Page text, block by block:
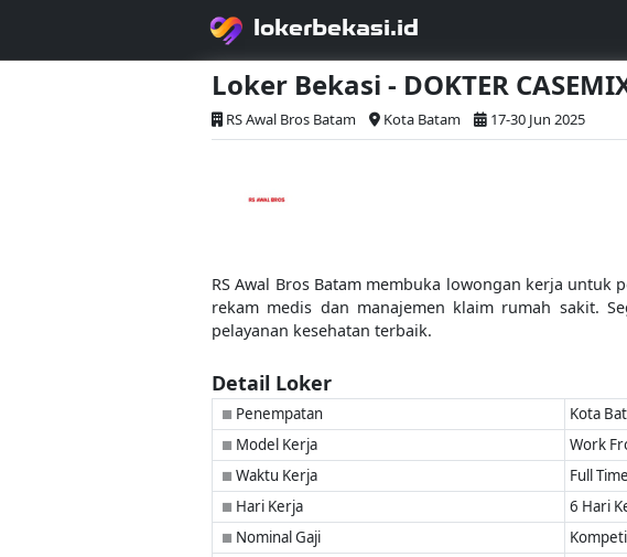
lokerbekasi.id
Loker Bekasi - DOKTER
RS Awal Bros Batam Kota Batam 17-30 Jun 2025
RS Awal Bros Batam membuka lowongan kerja
rekam medis dan manajemen klaim rumah sakit.
pelayanan kesehatan terbaik.
Detail Loker
■ Penempatan Kota
■ Model Kerja Work
■ Waktu Kerja Full
■ Hari Kerja 6 Hari
■ Nominal Gaji